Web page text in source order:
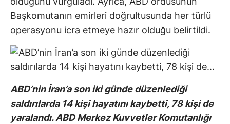
Başkomutanın emirleri doğrultusunda her türlü
operasyonu icra etmeye hazır olduğu belirtildi.
ABD’nin İran’a son iki günde düzenlediği
saldırılarda 14 kişi hayatını kaybetti, 78 kişi de
yaralandı. ABD Merkez Kuvvetler Komutanlığı